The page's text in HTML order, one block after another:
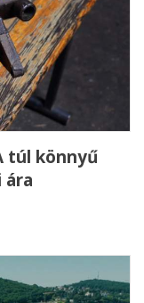
túl könnyű